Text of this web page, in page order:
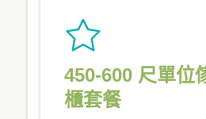
450-600 尺單位
櫃套餐